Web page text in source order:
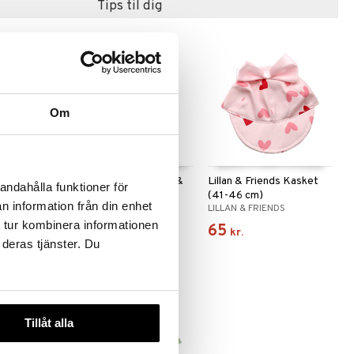
Om
funktioner för
information från din enhet
kombinera informationen
tjänster. Du
Tillåt alla
Tips til dig
(41-46
Lillan & Friends Jeans &
T-Shirt (41-46 cm)
LILLAN & FRIENDS
99 kr.
Lillan & Friends Kasket
(41-46 cm)
LILLAN & FRIENDS
65 kr.